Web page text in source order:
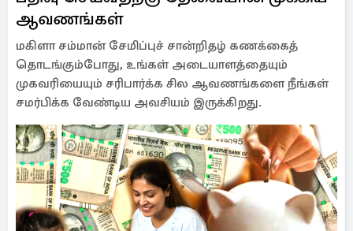
ஆவணங்கள்
மகிளா சம்மான் சேமிப்புச் சான்றிதழ் கணக்கைத்
தொடங்கும்போது, உங்கள் அடையாளத்தையும்
முகவரியையும் சரிபார்க்க சில ஆவணங்களை நீங்கள்
சமர்பிக்க வேண்டிய அவசியம் இருக்கிறது.